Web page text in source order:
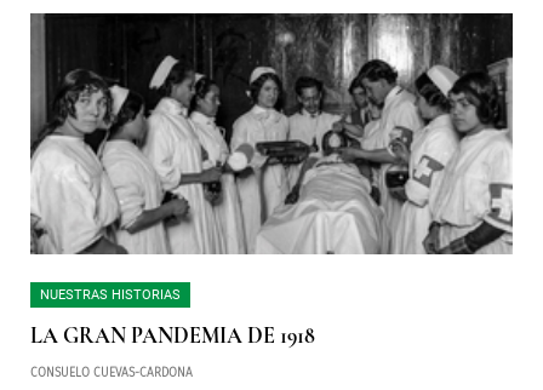
NUESTRAS HISTORIAS
LA GRAN PANDEMIA DE 1918
CONSUELO CUEVAS-CARDONA